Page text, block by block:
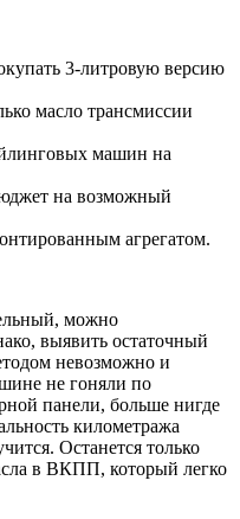
3-литровую версию
масло трансмиссии
машин на
на возможный
агрегатом.
можно
выявить остаточный
невозможно и
не гоняли по
панели, больше нигде
километража
Останется только
в ВКПП, который легко